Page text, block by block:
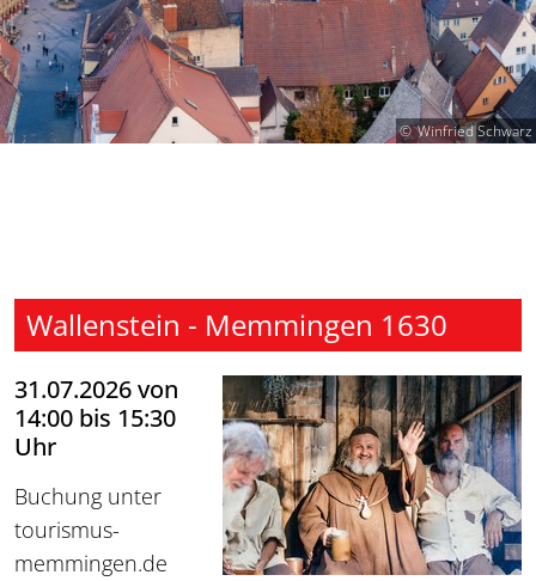
Winfried Schwarz
Wallenstein - Memmingen 1630
31.07.2026 von
14:00 bis 15:30
Uhr
Buchung unter
tourismus-
memmingen.de